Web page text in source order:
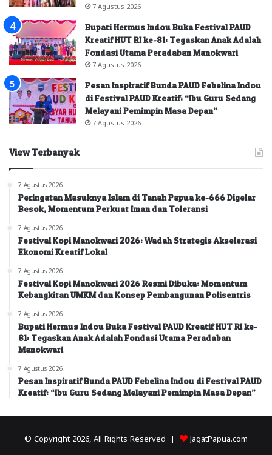
7 Agustus 2026
Bupati Hermus Indou Buka Festival PAUD
Kreatif HUT RI ke-81: Tegaskan Anak Adalah
Fondasi Utama Peradaban Manokwari
7 Agustus 2026
Pesan Inspiratif Bunda PAUD Febelina Indou
di Festival PAUD Kreatif: “Ibu Guru Sedang
Melayani Pemimpin Masa Depan”
7 Agustus 2026
View Terbanyak
7 Agustus 2026
Peringatan Masuknya Islam di Tanah Papua ke-666 Digelar
Besok, Momentum Perkuat Iman dan Toleransi
7 Agustus 2026
Festival Kopi Manokwari 2026: Wadah Strategis Akselerasi
Ekonomi Kreatif Lokal
7 Agustus 2026
Festival Kopi Manokwari 2026 Resmi Dibuka: Momentum
Kebangkitan UMKM dan Konsep Pembangunan Polisentris
7 Agustus 2026
Bupati Hermus Indou Buka Festival PAUD Kreatif HUT RI ke-
81: Tegaskan Anak Adalah Fondasi Utama Peradaban
Manokwari
7 Agustus 2026
Pesan Inspiratif Bunda PAUD Febelina Indou di Festival PAUD
Kreatif: “Ibu Guru Sedang Melayani Pemimpin Masa Depan”
© Copyright 2026, All Rights Reserved | JagatPapua.com